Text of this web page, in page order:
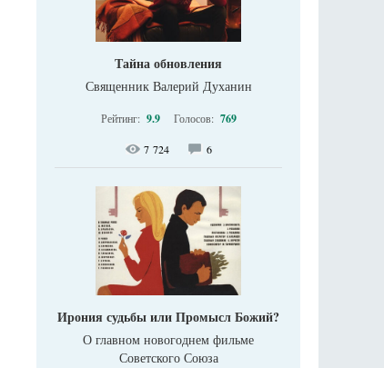
Тайна обновления
Священник Валерий Духанин
Рейтинг: 9.9 Голосов: 769
7 724 6
Ирония судьбы или Промысл Божий?
О главном новогоднем фильме
Советского Союза